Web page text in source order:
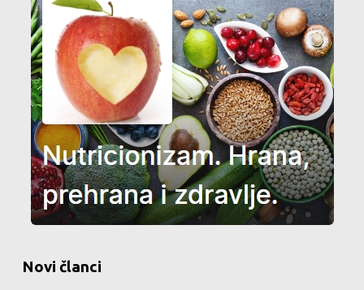
Novi članci